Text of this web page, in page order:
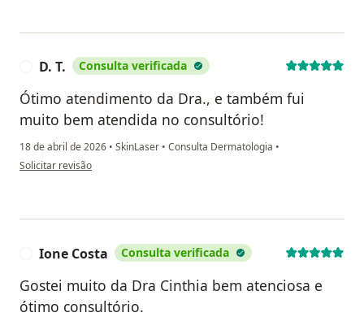
D. T. Consulta verificada
Ótimo atendimento da Dra., e também fui
muito bem atendida no consultório!
18 de abril de 2026 • SkinLaser • Consulta Dermatologia •
na opinião do utilizador D. T.
Solicitar revisão
Ione Costa Consulta verificada
Gostei muito da Dra Cinthia bem atenciosa e
ótimo consultório.